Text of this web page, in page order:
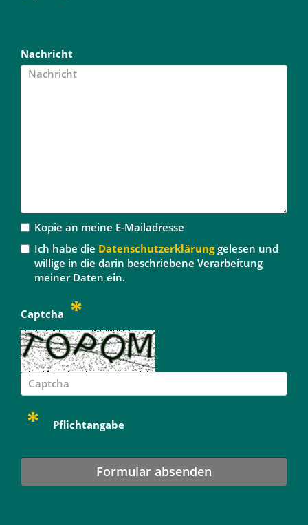
Nachricht
Kopie an meine E-Mailadresse
Ich habe die Datenschutzerklärunggelesen und
willige in die darin beschriebene Verarbeitung
meiner Daten ein.
Captcha
Pflichtangabe
Formular absenden